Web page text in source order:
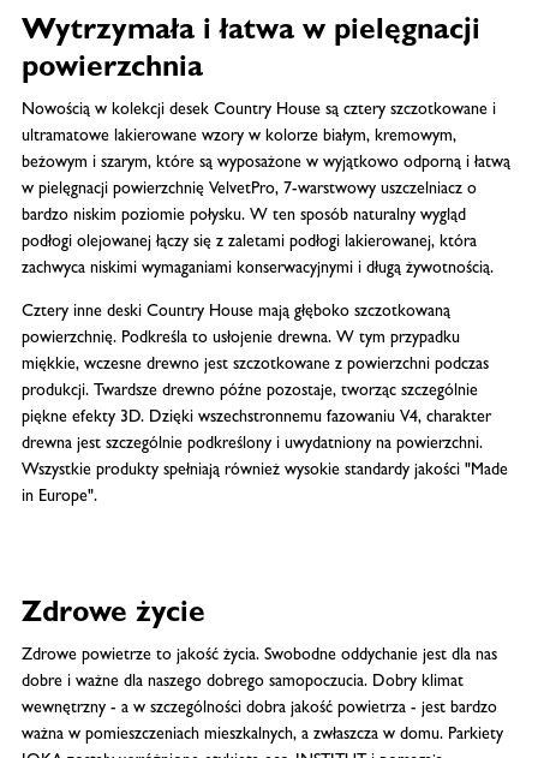
Wytrzymała i łatwa w pielęgnacji
powierzchnia
Nowością w kolekcji desek Country House są cztery szczotkowane i
ultramatowe lakierowane wzory w kolorze białym, kremowym,
beżowym i szarym, które są wyposażone w wyjątkowo odporną i łatwą
w pielęgnacji powierzchnię VelvetPro, 7-warstwowy uszczelniacz o
bardzo niskim poziomie połysku. W ten sposób naturalny wygląd
podłogi olejowanej łączy się z zaletami podłogi lakierowanej, która
zachwyca niskimi wymaganiami konserwacyjnymi i długą żywotnością.
Cztery inne deski Country House mają głęboko szczotkowaną
powierzchnię. Podkreśla to usłojenie drewna. W tym przypadku
miękkie, wczesne drewno jest szczotkowane z powierzchni podczas
produkcji. Twardsze drewno późne pozostaje, tworząc szczególnie
piękne efekty 3D. Dzięki wszechstronnemu fazowaniu V4, charakter
drewna jest szczególnie podkreślony i uwydatniony na powierzchni.
Wszystkie produkty spełniają również wysokie standardy jakości "Made
in Europe".
Zdrowe życie
Zdrowe powietrze to jakość życia. Swobodne oddychanie jest dla nas
dobre i ważne dla naszego dobrego samopoczucia. Dobry klimat
wewnętrzny - a w szczególności dobra jakość powietrza - jest bardzo
ważna w pomieszczeniach mieszkalnych, a zwłaszcza w domu. Parkiety